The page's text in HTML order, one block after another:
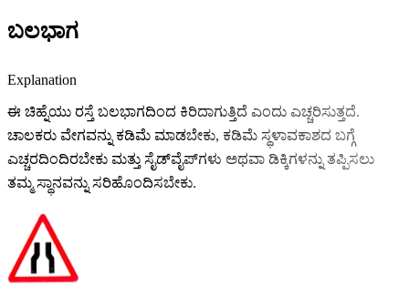
ಬಲಭಾಗ
Explanation
ಈ ಚಿಹ್ನೆಯು ರಸ್ತೆ ಬಲಭಾಗದಿಂದ ಕಿರಿದಾಗುತ್ತಿದೆ ಎಂದು ಎಚ್ಚರಿಸುತ್ತದೆ.
ಚಾಲಕರು ವೇಗವನ್ನು ಕಡಿಮೆ ಮಾಡಬೇಕು, ಕಡಿಮೆ ಸ್ಥಳಾವಕಾಶದ ಬಗ್ಗೆ
ಎಚ್ಚರದಿಂದಿರಬೇಕು ಮತ್ತು ಸೈಡ್‌ವೈಪ್‌ಗಳು ಅಥವಾ ಡಿಕ್ಕಿಗಳನ್ನು ತಪ್ಪಿಸಲು
ತಮ್ಮ ಸ್ಥಾನವನ್ನು ಸರಿಹೊಂದಿಸಬೇಕು.